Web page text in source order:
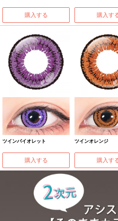
購入する 購入す
ツインバイオレット
購入する
ツインオレンジ
購入す